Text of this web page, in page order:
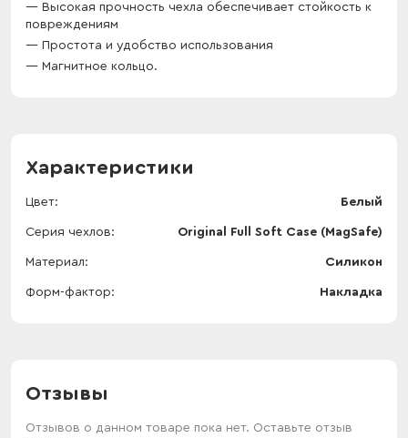
Высокая прочность чехла обеспечивает стойкость к
повреждениям
Простота и удобство использования
Магнитное кольцо.
Характеристики
Цвет Белый
Серия чехлов Original Full Soft Case (MagSafe)
Материал Силикон
Форм-фактор Накладка
Отзывы
Отзывов о данном товаре пока нет. Оставьте отзыв